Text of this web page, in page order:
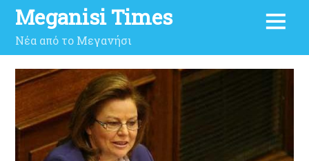
Meganisi Times
Νέα από το Μεγανήσι